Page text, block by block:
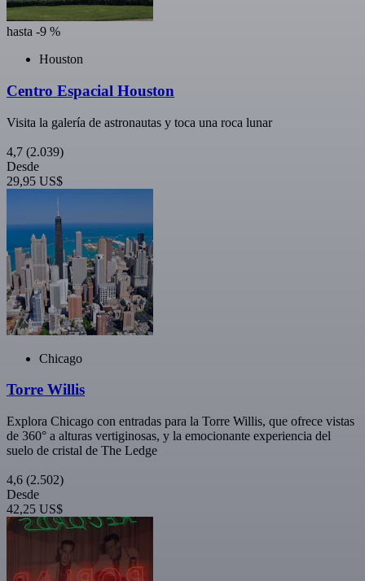
hasta -9 %
Houston
Centro Espacial Houston
Visita la galería de astronautas y toca una roca lunar
4,7 (2.039)
Desde
29,95 US$
Chicago
Torre Willis
Explora Chicago con entradas para la Torre Willis, que ofrece vistas
de 360° a alturas vertiginosas, y la emocionante experiencia del
suelo de cristal de The Ledge
4,6 (2.502)
Desde
42,25 US$